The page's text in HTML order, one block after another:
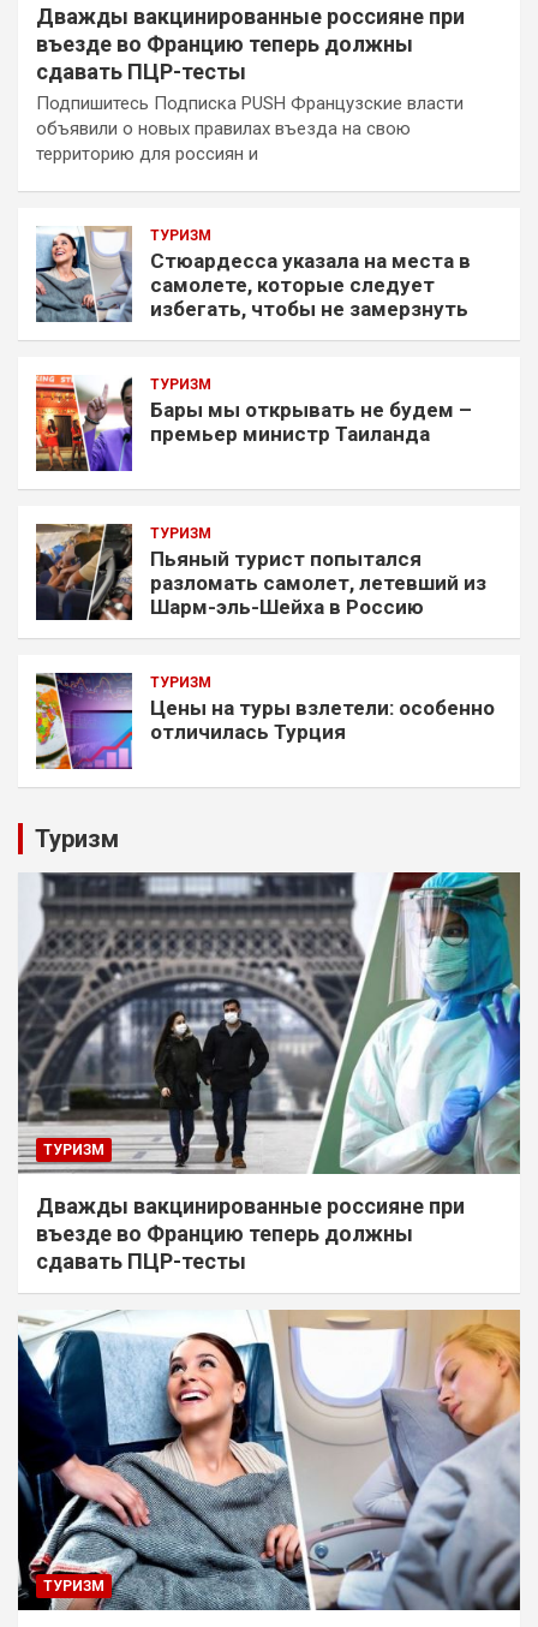
Дважды вакцинированные россияне при
въезде во Францию теперь должны
сдавать ПЦР-тесты
Подпишитесь Подписка PUSH Французские власти
объявили о новых правилах въезда на свою
территорию для россиян и
ТУРИЗМ
Стюардесса указала на места в
самолете, которые следует
избегать, чтобы не замерзнуть
ТУРИЗМ
Бары мы открывать не будем –
премьер министр Таиланда
ТУРИЗМ
Пьяный турист попытался
разломать самолет, летевший из
Шарм-эль-Шейха в Россию
ТУРИЗМ
Цены на туры взлетели: особенно
отличилась Турция
Туризм
ТУРИЗМ
Дважды вакцинированные россияне при
въезде во Францию теперь должны
сдавать ПЦР-тесты
ТУРИЗМ